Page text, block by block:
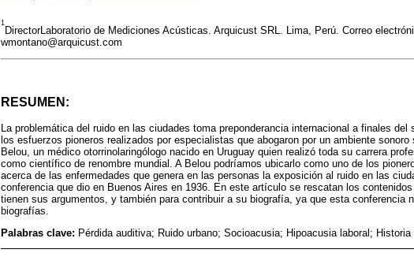
1
DirectorLaboratorio de Mediciones Acústicas. Arquicust SRL. Lima, Perú. Correo
wmontano@arquicust.com
RESUMEN:
La problemática del ruido en las ciudades toma preponderancia internacional a finales
los esfuerzos pioneros realizados por especialistas que abogaron por un ambiente
Belou, un médico otorrinolaringólogo nacido en Uruguay quien realizó toda su carrera
como científico de renombre mundial. A Belou podríamos ubicarlo como uno de los
acerca de las enfermedades que genera en las personas la exposición al ruido en las
conferencia que dio en Buenos Aires en 1936. En este artículo se rescatan los
tienen sus argumentos, y también para contribuir a su biografía, ya que esta conferencia
biografías.
Palabras clave: Pérdida auditiva; Ruido urbano; Socioacusia; Hipoacusia laboral;